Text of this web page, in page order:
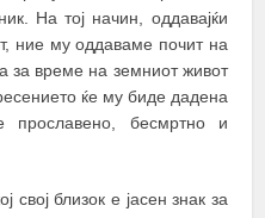
На тој начин, оддавајќи
ние му оддаваме почит на
за време на земниот живот
ќе му биде дадена
прославено, бесмртно и
свој близок е јасен знак за